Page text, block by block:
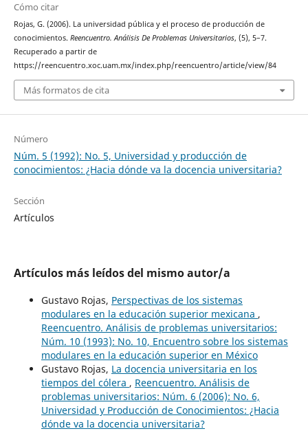
Cómo citar
Rojas, G. (2006). La universidad pública y el proceso de producción de
conocimientos. Reencuentro. Análisis De Problemas Universitarios, (5), 5–7.
Recuperado a partir de
https://reencuentro.xoc.uam.mx/index.php/reencuentro/article/view/84
Más formatos de cita
Número
Núm. 5 (1992): No. 5, Universidad y producción de
conocimientos: ¿Hacia dónde va la docencia universitaria?
Sección
Artículos
Artículos más leídos del mismo autor/a
Gustavo Rojas, Perspectivas de los sistemas
modulares en la educación superior mexicana ,
Reencuentro. Análisis de problemas universitarios:
Núm. 10 (1993): No. 10, Encuentro sobre los sistemas
modulares en la educación superior en México
Gustavo Rojas, La docencia universitaria en los
tiempos del cólera , Reencuentro. Análisis de
problemas universitarios: Núm. 6 (2006): No. 6,
Universidad y Producción de Conocimientos: ¿Hacia
dónde va la docencia universitaria?